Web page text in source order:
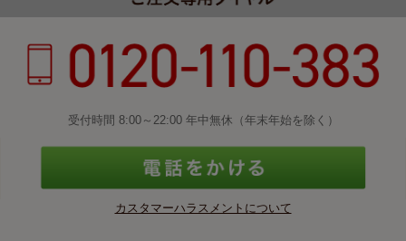
受付時間 8:00～22:00 年中無休（年末年始を除く）
カスタマーハラスメントについて